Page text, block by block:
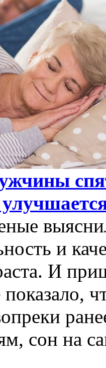
и
И
показало,
сон на